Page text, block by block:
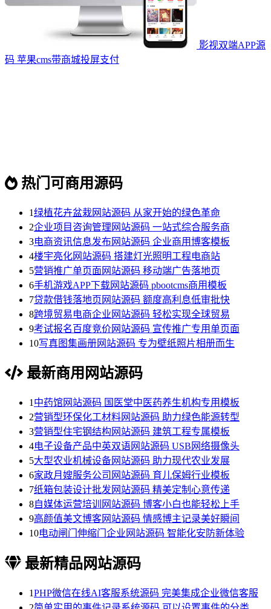
影视双端APP源
码 苹果cms带商城投屏支付
热门可商用源码
1绿植花卉盆栽网站源码 从家开始的绿色革命
2企业项目咨询管理网站源码 一站式综合服务商
3电商资讯信息发布网站源码 企业商用博客模板
4楼宇亮化网站源码 搭建灯光照明工程电商站
5营销推广单页面网站源码 移动端广告落地页
6手机游戏APP下载网站源码 pbootcms商用模板
7贷款借钱落地页网站源码 额度高利息低审批快
8跨境贸易电商企业网站源码 轻松实现全球贸易
9考试报名百度竞价网站源码 宣传推广专用单页面
10写真图集画册网站源码 专为壁纸照片相册而生
最新商用网站源码
1 中药馆网站源码 国医堂中医药养生机构专用模板
2营销型环保化工材料网站源码 助力绿色能源转型
3营销型住宅钢结构网站源码 建筑工程专属模板
4电子设备产品中英双语网站源码 USB网络摄像头
5大型农业机械设备网站源码 助力现代农业发展
6家政月嫂服务公司网站源码 育儿保姆行业模板
7纸箱包装设计批发网站源码 精美定制心意传递
8自媒体运营培训网站源码 博客小白也能轻松上手
9高颜值美文博客网站源码 情感博主记录美好瞬间
10电动闸门伸缩门企业网站源码 智能化安防新体验
最新精品网站源码
1PHP微信在线AI客服系统源码 完美集成企业微信客服